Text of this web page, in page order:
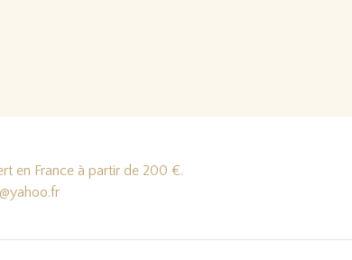
en France à partir de 200 €.